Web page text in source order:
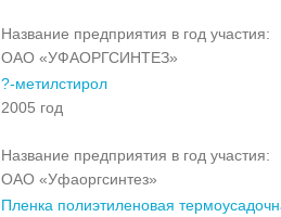
Название предприятия в год участия:
ОАО «УФАОРГСИНТЕЗ»
?-метилстирол
2005 год
Название предприятия в год участия:
ОАО «Уфаоргсинтез»
Пленка полиэтиленовая